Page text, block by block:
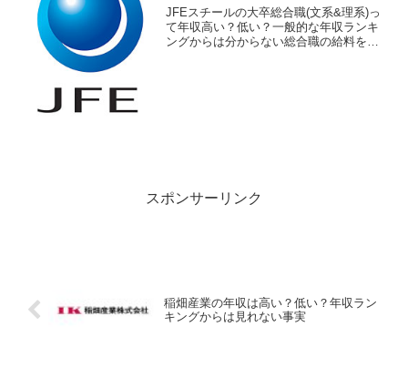
JFEスチールの大卒総合職(文系&理系)っ
て年収高い？低い？一般的な年収ランキ
ングからは分からない総合職の給料をま
スポンサーリンク
稲畑産業の年収は高い？低い？年収ラン
キングからは見れない事実